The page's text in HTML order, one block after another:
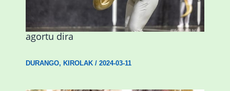
Astelehenean Durangon jokatuko den
emakumezkoen zesta finaleko sarrerak
agortu dira
DURANGO, KIROLAK/ 2024-03-11